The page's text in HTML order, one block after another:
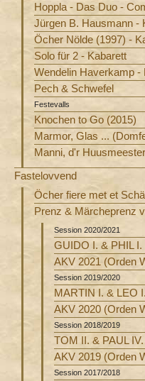
Hoppla - Das Duo -
Jürgen B. Hausmann -
Öcher Nölde (1997) -
Solo für 2 - Kabarett
Wendelin Haverkamp -
Pech & Schwefel
Festevalls
Knochen to Go (2015)
Marmor, Glas ...
Manni, d'r
Fastelovvend
Öcher fiere met et
Prenz & Märcheprenz
Session 2020/2021
GUIDO I. & PHIL
AKV 2021 (Orden
Session 2019/2020
MARTIN I. & LEO
AKV 2020 (Orden
Session 2018/2019
TOM II. & PAUL
AKV 2019 (Orden
Session 2017/2018